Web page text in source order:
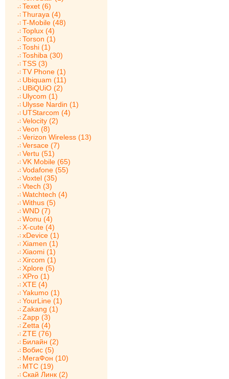
Texet (6)
Thuraya (4)
T-Mobile (48)
Toplux (4)
Torson (1)
Toshi (1)
Toshiba (30)
TSS (3)
TV Phone (1)
Ubiquam (11)
UBiQUiO (2)
Ulycom (1)
Ulysse Nardin (1)
UTStarcom (4)
Velocity (2)
Veon (8)
Verizon Wireless (13)
Versace (7)
Vertu (51)
VK Mobile (65)
Vodafone (55)
Voxtel (35)
Vtech (3)
Watchtech (4)
Withus (5)
WND (7)
Wonu (4)
X-cute (4)
xDevice (1)
Xiamen (1)
Xiaomi (1)
Xircom (1)
Xplore (5)
XPro (1)
XTE (4)
Yakumo (1)
YourLine (1)
Zakang (1)
Zapp (3)
Zetta (4)
ZTE (76)
Билайн (2)
Вобис (5)
МегаФон (10)
МТС (19)
Скай Линк (2)